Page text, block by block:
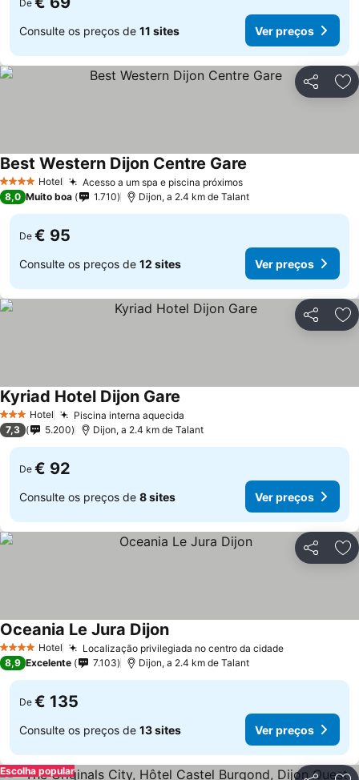
De
Consulte os preços de 11 sites Ver preços
Partilhar
4 EstrelasHotel Acesso a um spa e piscina próximos
Best Western Dijon Centre Gare
8,0 Muito boa 1.710 Dijon, a 2.4 km de Talant
De € 95
Consulte os preços de 12 sites Ver preços
Partilhar
3 EstrelasHotel Piscina interna aquecida
Kyriad Hotel Dijon Gare
7,3 5.200 Dijon, a 2.4 km de Talant
De € 92
Consulte os preços de 8 sites Ver preços
Partilhar
4 EstrelasHotel Localização privilegiada no centro da cidade
Oceania Le Jura Dijon
8,9 Excelente 7.103 Dijon, a 2.4 km de Talant
De € 135
Consulte os preços de 13 sites Ver preços
Escolha popular